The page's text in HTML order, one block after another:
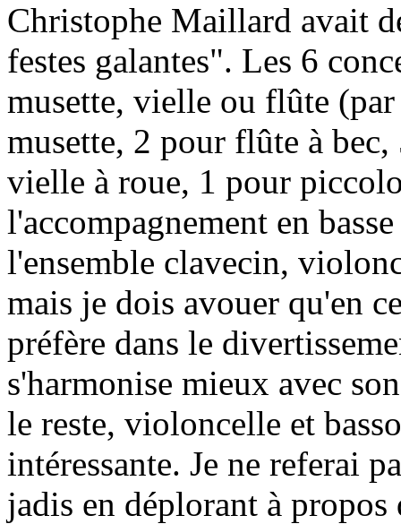
Christophe Maillard avait
festes galantes". Les 6
musette, vielle ou flûte
musette, 2 pour flûte à
vielle à roue, 1 pour
l'accompagnement en
l'ensemble clavecin,
mais je dois avouer qu'en
préfère dans le
s'harmonise mieux avec
le reste, violoncelle et
intéressante. Je ne referai
jadis en déplorant à